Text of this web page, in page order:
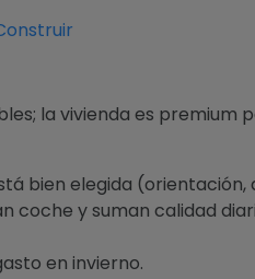
la vivienda es premium
bien elegida
coche y suman calidad
en invierno.